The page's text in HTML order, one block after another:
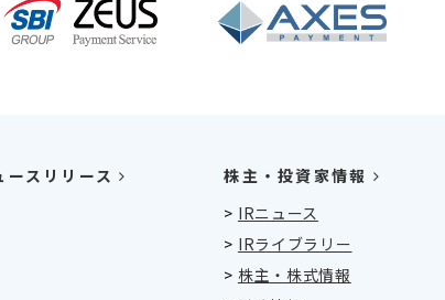
ースリリース
株主・投資家情報
> IRニュース
> IRライブラリー
> 株主・株式情報